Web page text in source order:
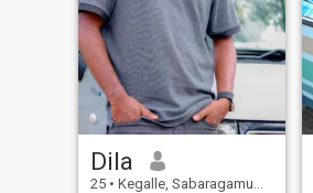
Dila
25 • Kegalle, Sabaragamuwa, Sri Lanka